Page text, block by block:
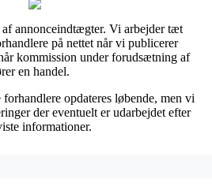
af annonceindtægter. Vi arbejder tæt
på nettet når vi publicerer
kommission under forudsætning af
en handel.
opdateres løbende, men vi
der eventuelt er udarbejdet efter
informationer.